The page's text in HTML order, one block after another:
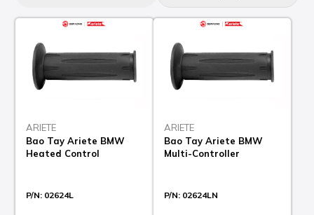
ARIETE
Bao Tay Ariete BMW
Heated Control
P/N: 02624L
ARIETE
Bao Tay Ariete BMW
Multi-Controller
P/N: 02624LN